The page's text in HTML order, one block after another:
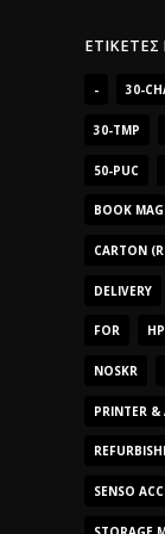
- 30-
30-TMP
50-PUC
BOOK
CARTON
DELIVERY
FOR HP
NOSKR
PRINTER &
SENSO